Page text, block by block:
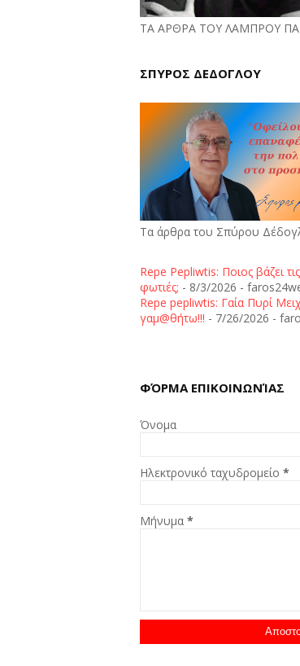
ΤΑ ΑΡΘΡΑ ΤΟΥ ΛΑΜΠΡΟΥ
ΣΠΥΡΟΣ ΔΕΔΟΓΛΟΥ
Τα άρθρα του Σπύρου
Repe Pepliwtis: Ποιος βάζει τις
φωτιές; - 8/3/2026 -
Repe pepliwtis: Γαία Πυρί
γαμ@θήτω!!! - 7/26/2026 -
ΦΌΡΜΑ ΕΠΙΚΟΙΝΩΝΊΑΣ
Όνομα
Ηλεκτρονικό ταχυδρομείο*
Μήνυμα*